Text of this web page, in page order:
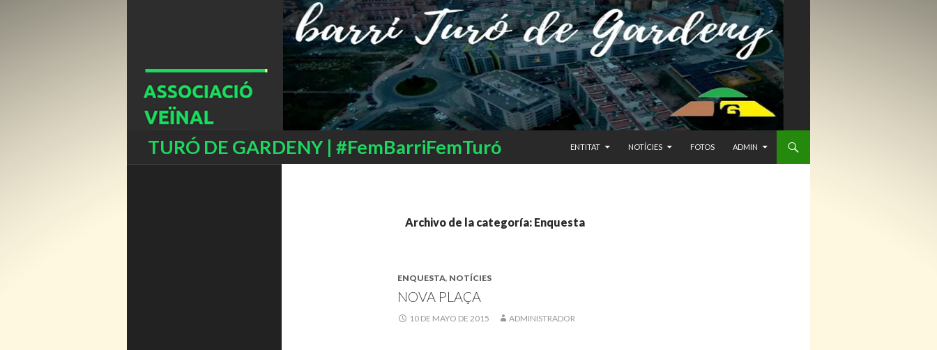
TURÓ DE GARDENY | #FemBarriFemTuró
Buscar
ENTITAT
NOTÍCIES FOTOS ADMIN
Archivo de la categoría: Enquesta
ENQUESTA, NOTÍCIES
NOVA PLAÇA
10 DE MAYO DE 2015 ADMINISTRADOR